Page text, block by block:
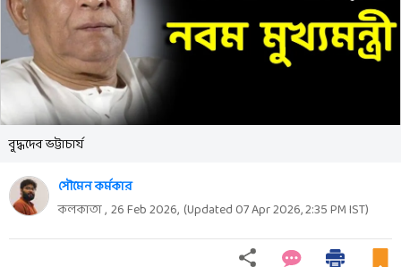
বুদ্ধদেব ভট্টাচার্য
সৌমেন কর্মকার
কলকাতা , 26 Feb 2026, (Updated 07 Apr 2026, 2:35 PMIST)